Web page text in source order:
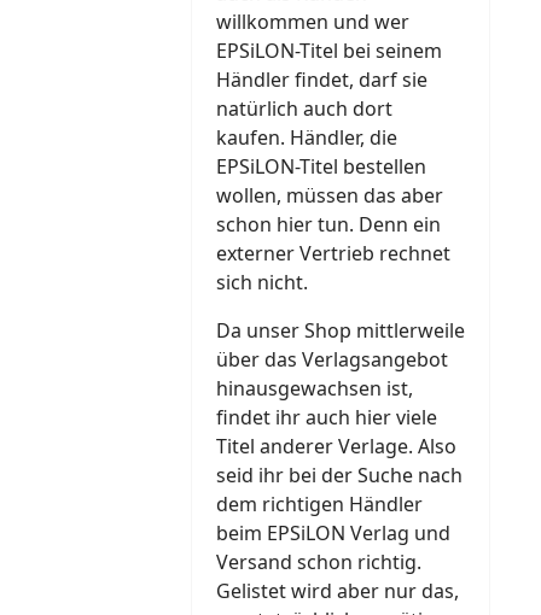
willkommen und wer
EPSiLON-Titel bei seinem
Händler findet, darf sie
natürlich auch dort
kaufen. Händler, die
EPSiLON-Titel bestellen
wollen, müssen das aber
schon hier tun. Denn ein
externer Vertrieb rechnet
sich nicht.
Da unser Shop mittlerweile
über das Verlagsangebot
hinausgewachsen ist,
findet ihr auch hier viele
Titel anderer Verlage. Also
seid ihr bei der Suche nach
dem richtigen Händler
beim EPSiLON Verlag und
Versand schon richtig.
Gelistet wird aber nur das,